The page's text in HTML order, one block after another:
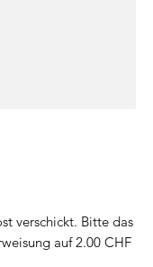
verschickt. Bitte das
auf 2.00 CHF